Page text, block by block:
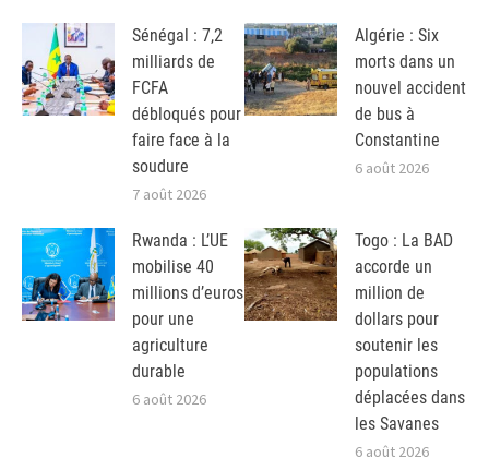
Sénégal : 7,2
milliards de
FCFA
débloqués pour
faire face à la
soudure
7 août 2026
Algérie : Six
morts dans un
nouvel accident
de bus à
Constantine
6 août 2026
Rwanda : L’UE
mobilise 40
millions d’euros
pour une
agriculture
durable
6 août 2026
Togo : La BAD
accorde un
million de
dollars pour
soutenir les
populations
déplacées dans
les Savanes
6 août 2026